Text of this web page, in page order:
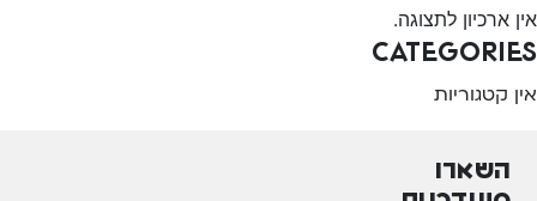
אין ארכיון לתצוגה.
Categories
אין קטגוריות
השארו